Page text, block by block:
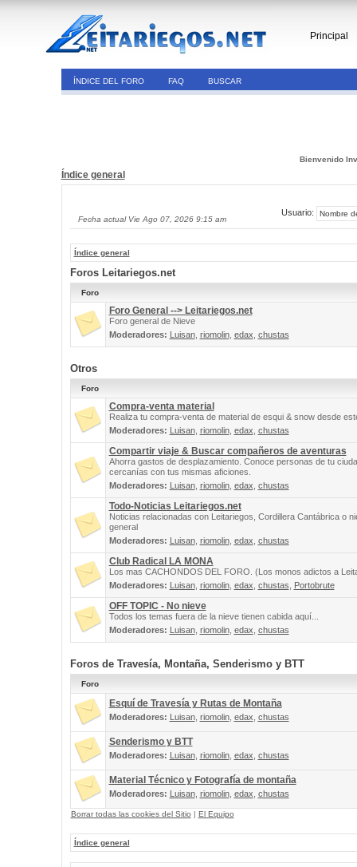
Principal
ÍNDICE DEL FORO FAQ BUSCAR
Bienvenido
Índice general
Fecha actual Vie Ago 07, 2026 9:15 am
Usuario:
Índice general
Foros Leitariegos.net
Foro
Foro General --> Leitariegos.net
Foro general de Nieve
Moderadores: Luisan, riomolin, edax chustas
Otros
Foro
Compra-venta material
Realiza tu compra-venta de material de esqui & snow desde
Moderadores: Luisan, riomolin, edax chustas
Compartir viaje & Buscar compañeros de aventuras
Ahorra gastos de desplazamiento. Conoce personas de tu
cercanías con tus mismas aficiones.
Moderadores: Luisan, riomolin, edax chustas
Todo-Noticias Leitariegos.net
Noticias relacionadas con Leitariegos, Cordillera Cantábrica o
general
Moderadores: Luisan, riomolin, edax chustas
Club Radical LA MONA
Los mas CACHONDOS DEL FORO. (Los monos adictos a
Moderadores: Luisan, riomolin, edax chustas Portobrute
OFF TOPIC - No nieve
Todos los temas fuera de la nieve tienen cabida aquí...
Moderadores: Luisan, riomolin, edax chustas
Foros de Travesía, Montaña, Senderismo y BTT
Foro
Esquí de Travesía y Rutas de Montaña
Moderadores: Luisan, riomolin, edax chustas
Senderismo y BTT
Moderadores: Luisan, riomolin, edax chustas
Material Técnico y Fotografía de montaña
Moderadores: Luisan, riomolin, edax chustas
Borrar todas las cookies del Sitio | El Equipo
Índice general